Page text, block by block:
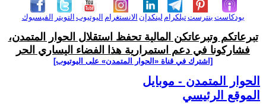
الفيسبوك التويتر اليوتيوب الانستغرام لينكدإن تيلكرامبنترست بودكاست
تبرعاتكم وتبرعاتكن المالية تحفظ استقلال الحوار المتمدن،
فشاركونا في دعم استمرارية هذا الفضاء اليساري الحر
[اشترك في قناة ‫«الحوار المتمدن» على اليوتيوب]
الحوار المتمدن - موبايل
الموقع الرئيسي